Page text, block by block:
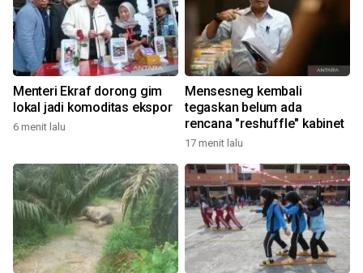
Menteri Ekraf dorong gim
lokal jadi komoditas ekspor
6 menit lalu
Mensesneg kembali
tegaskan belum ada
rencana "reshuffle" kabinet
17 menit lalu